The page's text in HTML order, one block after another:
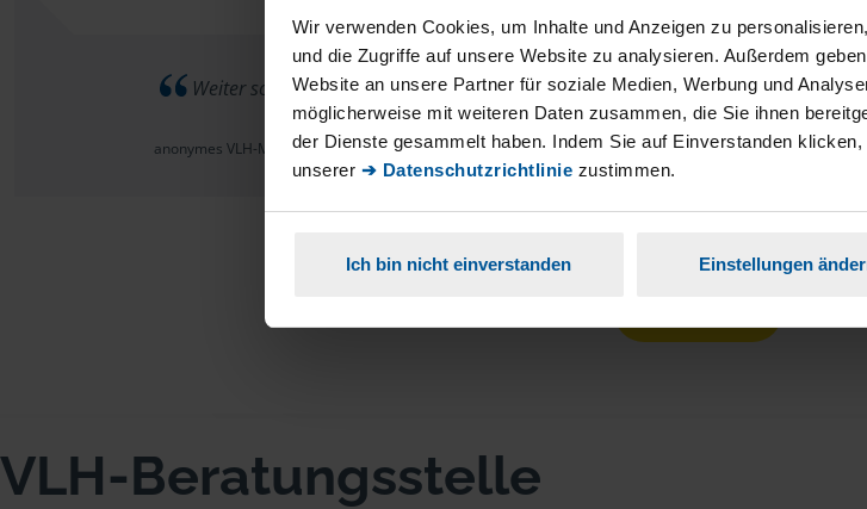
Wir verwenden Cookies, um Inhalte und Anzeigen zu
und die Zugriffe auf unsere Website zu analysieren. Außerdem
Website an unsere Partner für soziale Medien, Werbung und
möglicherweise mit weiteren Daten zusammen, die Sie ihnen
der Dienste gesammelt haben. Indem Sie auf Einverstanden
unserer ➔ Datenschutzrichtlinie zustimmen.
Ich bin nicht einverstanden Einstellungen
Weiter so!
anonymes VLH-Mitglied
Alles bestens, wir sind bei unserer
Krause bestens aufgehoben
Harry Grether
VLH-Beratungsstelle